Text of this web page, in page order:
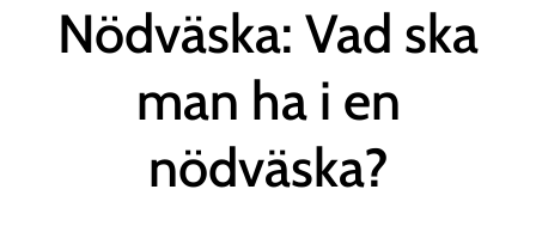
Nödväska: Vad ska
man ha i en
nödväska?